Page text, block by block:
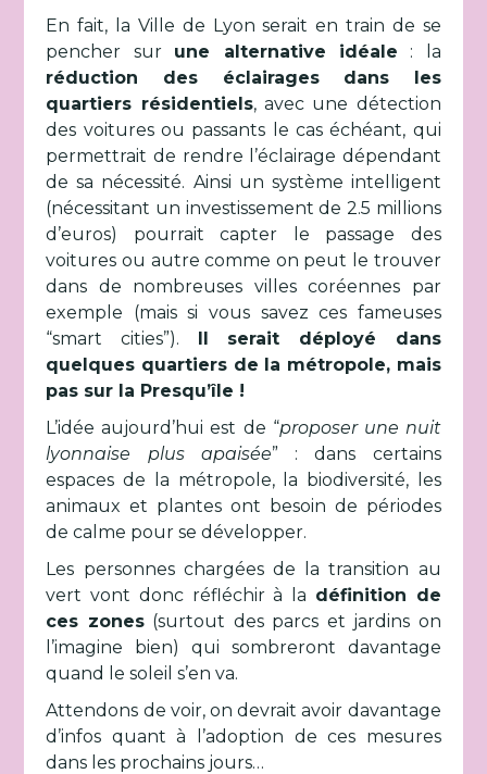
En fait, la Ville de Lyon serait en train de se
pencher sur une alternative idéale : la
réduction des éclairages dans les
quartiers résidentiels, avec une détection
des voitures ou passants le cas échéant, qui
permettrait de rendre l’éclairage dépendant
de sa nécessité. Ainsi un système intelligent
(nécessitant un investissement de 2.5 millions
d’euros) pourrait capter le passage des
voitures ou autre comme on peut le trouver
dans de nombreuses villes coréennes par
exemple (mais si vous savez ces fameuses
“smart cities”). Il serait déployé dans
quelques quartiers de la métropole, mais
pas sur la Presqu’île !
L’idée aujourd’hui est de “proposer une nuit
lyonnaise plus apaisée” : dans certains
espaces de la métropole, la biodiversité, les
animaux et plantes ont besoin de périodes
de calme pour se développer.
Les personnes chargées de la transition au
vert vont donc réfléchir à la définition de
ces zones(surtout des parcs et jardins on
l’imagine bien) qui sombreront davantage
quand le soleil s’en va.
Attendons de voir, on devrait avoir davantage
d’infos quant à l’adoption de ces mesures
dans les prochains jours…